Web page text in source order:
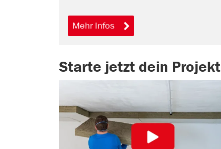
Mehr Infos
Starte jetzt dein Projekt